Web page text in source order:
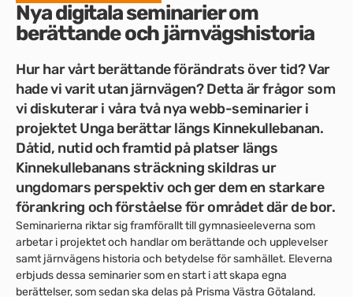
Nya digitala seminarier om
berättande och järnvägshistoria
Hur har vårt berättande förändrats över tid? Var
hade vi varit utan järnvägen? Detta är frågor som
vi diskuterar i våra två nya webb-seminarier i
projektet Unga berättar längs Kinnekullebanan.
Dåtid, nutid och framtid på platser längs
Kinnekullebanans sträckning skildras ur
ungdomars perspektiv och ger dem en starkare
förankring och förståelse för området där de bor.
Seminarierna riktar sig framförallt till gymnasieeleverna som
arbetar i projektet och handlar om berättande och upplevelser
samt järnvägens historia och betydelse för samhället. Eleverna
erbjuds dessa seminarier som en start i att skapa egna
berättelser, som sedan ska delas på Prisma Västra Götaland.